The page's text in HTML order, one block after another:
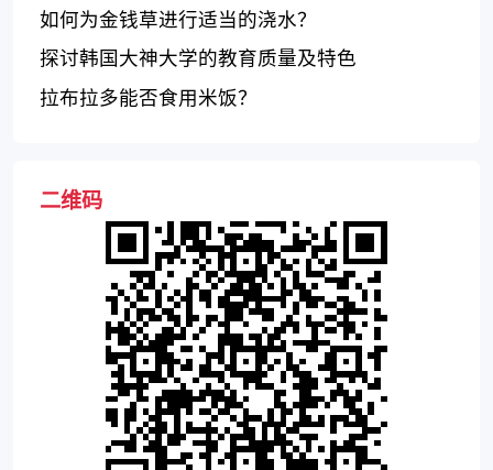
如何为金钱草进行适当的浇水？
探讨韩国大神大学的教育质量及特色
拉布拉多能否食用米饭？
二维码